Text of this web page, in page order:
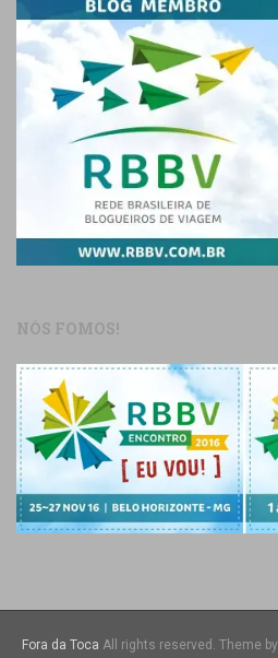
NÓS FOMOS!
Fora da Toca All rights reserved. Theme by